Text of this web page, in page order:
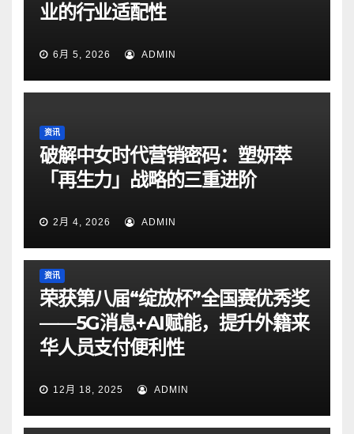
业的行业适配性
6月 5, 2026 ADMIN
资讯
破解中女时代营销密码：塑妍萃
「再生力」战略的三重进阶
2月 4, 2026 ADMIN
资讯
荣获第八届“绽放杯”全国赛优秀奖
——5G消息+AI赋能，提升外籍来
华人员支付便利性
12月 18, 2025 ADMIN